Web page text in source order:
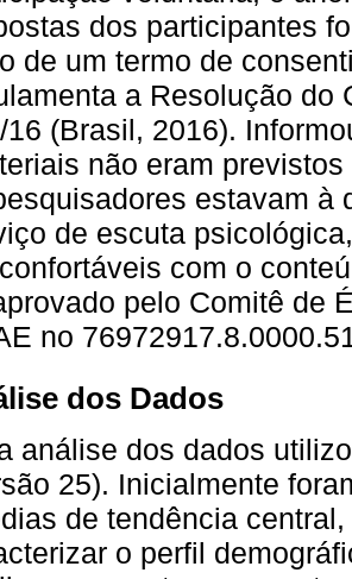
dos participantes
de um termo de
a Resolução do
16 (Brasil, 2016).
não eram
estavam à
de escuta
com o
pelo Comitê de
no
dos Dados
análise dos dados
25). Inicialmente
de tendência
o perfil